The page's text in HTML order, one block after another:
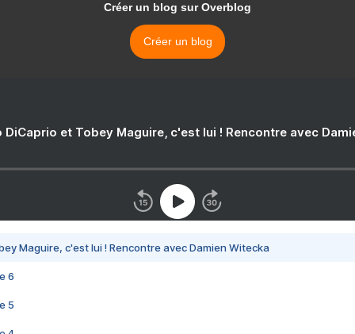
Créer un blog sur Overblog
Créer un blog
DiCaprio et Tobey Maguire, c'est lui ! Rencontre avec
Maguire, c'est lui ! Rencontre avec Damien Witecka
6
5